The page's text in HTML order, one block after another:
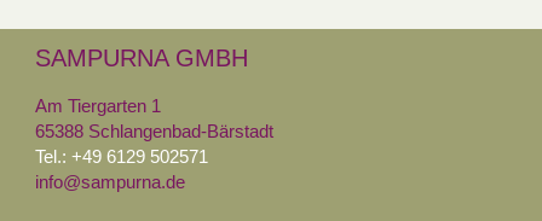
SAMPURNA GMBH
Am Tiergarten 1
65388 Schlangenbad-Bärstadt
Tel.: +49 6129 502571
info@sampurna.de